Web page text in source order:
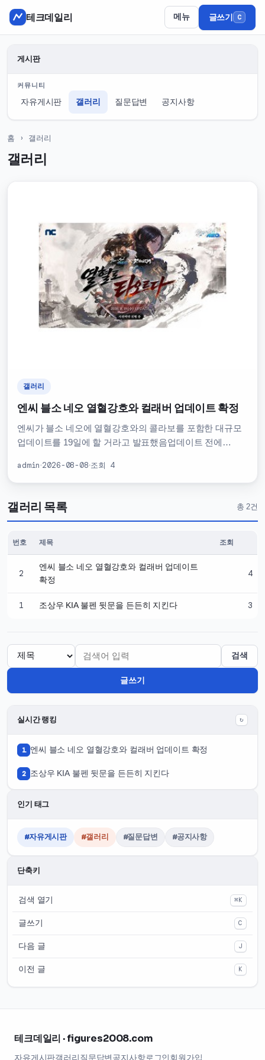
테크데일리 메뉴 글쓰기 C
게시판
커뮤니티
자유게시판 갤러리 질문답변 공지사항
홈 › 갤러리
갤러리
갤러리
엔씨 블소 네오 열혈강호와 컬래버 업데이트 확정
엔씨가 블소 네오에 열혈강호와의 콜라보를 포함한 대규모
업데이트를 19일에 할 거라고 발표했음업데이트 전에
콘텐츠 추가뿐만 아니라 신규 콘텐츠도 추가될
예정임열혈강호 콜라보는 팬들 사이에서 큰 관심을 끌고
admin 2026-08-08 조회 4
갤러리 목록 총 2건
번호 제목 조회
2
엔씨 블소 네오 열혈강호와 컬래버 업데이트
확정
4
1 조상우 KIA 불펜 뒷문을 든든히 지킨다 3
검색
글쓰기
실시간 랭킹 ↻
1 엔씨 블소 네오 열혈강호와 컬래버 업데이트 확정
2 조상우 KIA 불펜 뒷문을 든든히 지킨다
인기 태그
#자유게시판 #갤러리 #질문답변 #공지사항
단축키
검색 열기 ⌘K
글쓰기 C
다음 글 J
이전 글 K
테크데일리 · figures2008.com
자유게시판갤러리질문답변공지사항로그인회원가입